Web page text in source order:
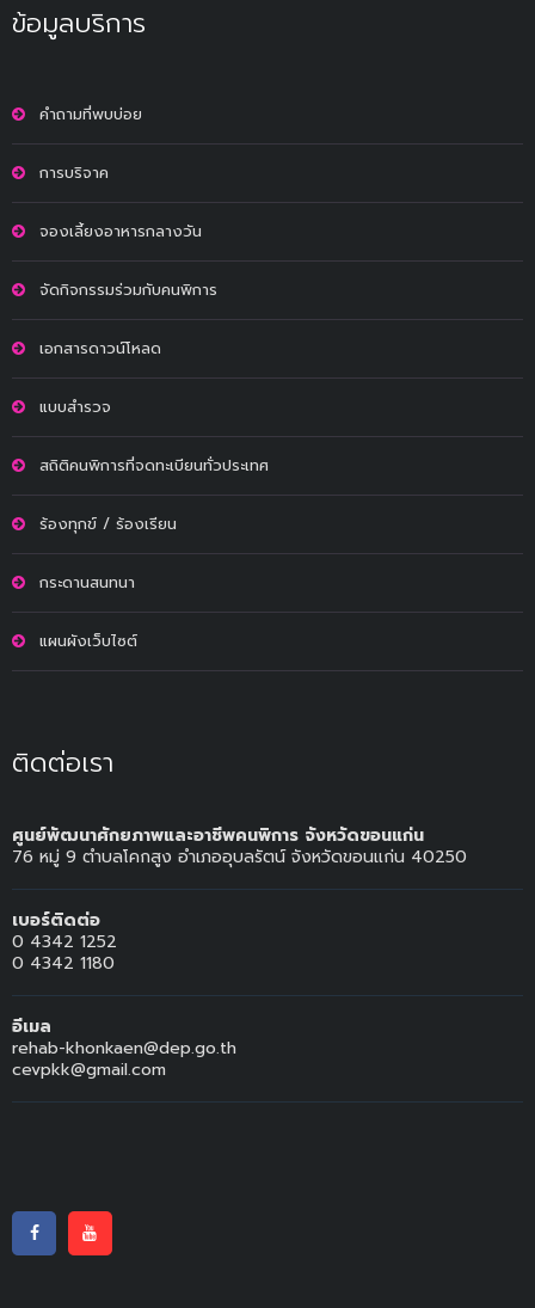
ข้อมูลบริการ
คำถามที่พบบ่อย
การบริจาค
จองเลี้ยงอาหารกลางวัน
จัดกิจกรรมร่วมกับคนพิการ
เอกสารดาวน์โหลด
แบบสำรวจ
สถิติคนพิการที่จดทะเบียนทั่วประเทศ
ร้องทุกข์ / ร้องเรียน
กระดานสนทนา
แผนผังเว็บไซต์
ติดต่อเรา
ศูนย์พัฒนาศักยภาพและอาชีพคนพิการ จังหวัดขอนแก่น
76 หมู่ 9 ตำบลโคกสูง อำเภออุบลรัตน์ จังหวัดขอนแก่น 40250
เบอร์ติดต่อ
0 4342 1252
0 4342 1180
อีเมล
rehab-khonkaen@dep.go.th
cevpkk@gmail.com